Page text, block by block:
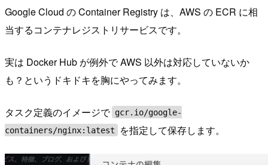
Google Cloud の Container Registry は、AWS の ECR に相
当するコンテナレジストリサービスです。
実は Docker Hub が例外で AWS 以外は対応していないか
も？というドキドキを胸にやってみます。
タスク定義のイメージで gcr.io/google-
containers/nginx:latest
を指定して保存します。